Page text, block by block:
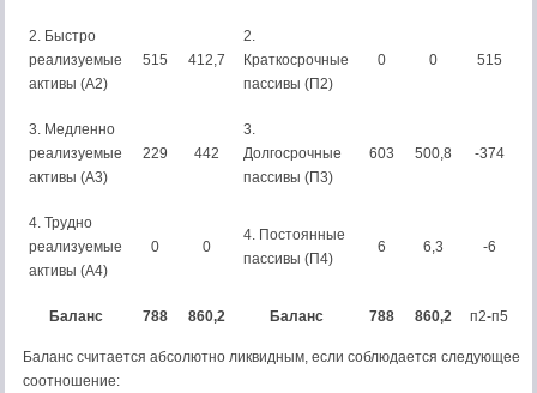
2. Быстро
реализуемые
активы (А2)
515 412,7
2.
Краткосрочные
пассивы (П2)
0 0 515
3. Медленно
реализуемые
активы (А3)
229 442
3.
Долгосрочные
пассивы (П3)
603 500,8 -374
4. Трудно
реализуемые
активы (А4)
0 0
4. Постоянные
пассивы (П4)
6 6,3 -6
Баланс 788 860,2 Баланс 788 860,2 п2-п5
Баланс считается абсолютно ликвидным, если соблюдается следующее
соотношение: